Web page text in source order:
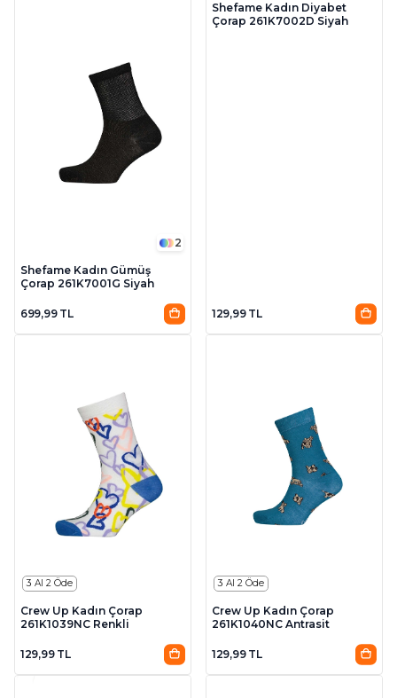
2
Shefame Kadın Gümüş
Çorap 261K7001G Siyah
699,99 TL
Shefame Kadın Diyabet
Çorap 261K7002D Siyah
129,99 TL
3 Al 2 Öde
Crew Up Kadın Çorap
261K1039NC Renkli
129,99 TL
3 Al 2 Öde
Crew Up Kadın Çorap
261K1040NC Antrasit
129,99 TL